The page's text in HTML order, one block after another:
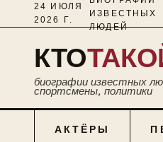
24 ИЮЛЯ
2026 Г.
ИЗВЕСТНЫХ
ЛЮДЕЙ
КТО
биографии известных
спортсмены, политики
АКТЁРЫ